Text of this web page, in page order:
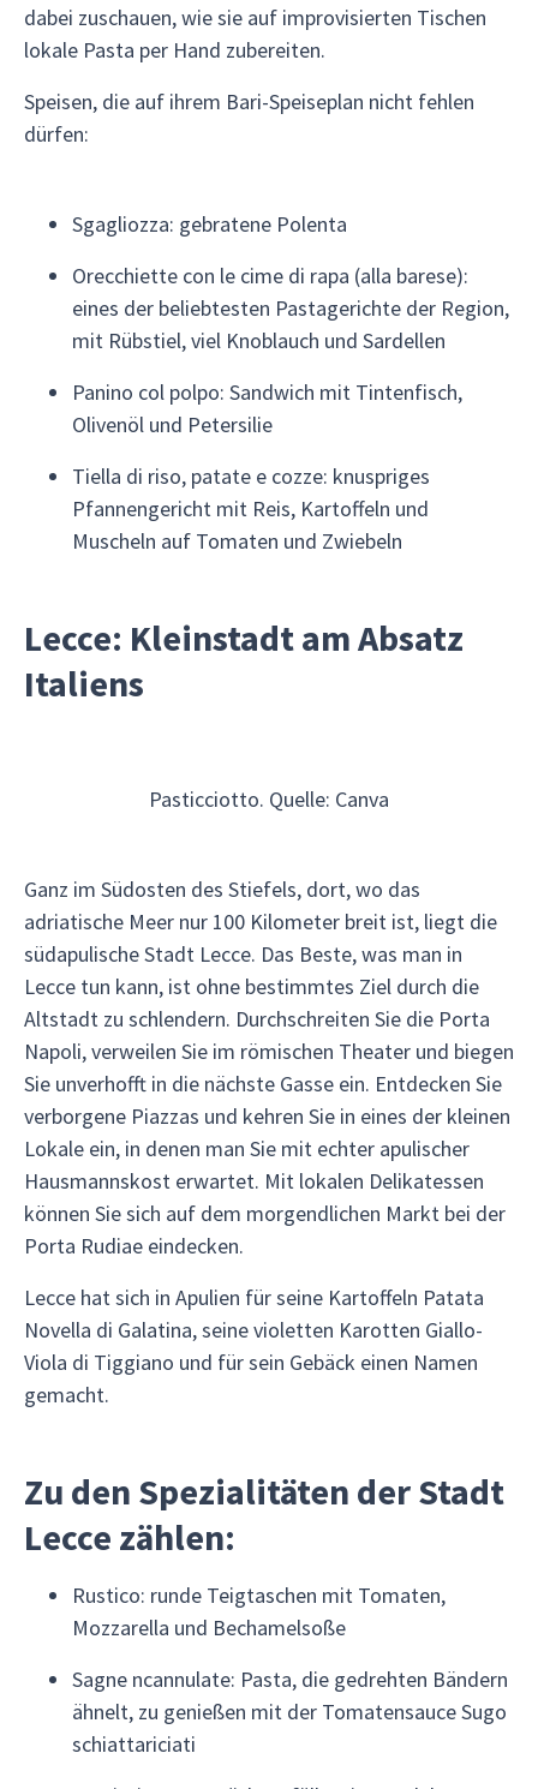
dabei zuschauen, wie sie auf improvisierten Tischen
lokale Pasta per Hand zubereiten.
Speisen, die auf ihrem Bari-Speiseplan nicht fehlen
dürfen:
Sgagliozza: gebratene Polenta
Orecchiette con le cime di rapa (alla barese):
eines der beliebtesten Pastagerichte der Region,
mit Rübstiel, viel Knoblauch und Sardellen
Panino col polpo: Sandwich mit Tintenfisch,
Olivenöl und Petersilie
Tiella di riso, patate e cozze: knuspriges
Pfannengericht mit Reis, Kartoffeln und
Muscheln auf Tomaten und Zwiebeln
Lecce: Kleinstadt am Absatz
Italiens
Pasticciotto. Quelle: Canva
Ganz im Südosten des Stiefels, dort, wo das
adriatische Meer nur 100 Kilometer breit ist, liegt die
südapulische Stadt Lecce. Das Beste, was man in
Lecce tun kann, ist ohne bestimmtes Ziel durch die
Altstadt zu schlendern. Durchschreiten Sie die Porta
Napoli, verweilen Sie im römischen Theater und biegen
Sie unverhofft in die nächste Gasse ein. Entdecken Sie
verborgene Piazzas und kehren Sie in eines der kleinen
Lokale ein, in denen man Sie mit echter apulischer
Hausmannskost erwartet. Mit lokalen Delikatessen
können Sie sich auf dem morgendlichen Markt bei der
Porta Rudiae eindecken.
Lecce hat sich in Apulien für seine Kartoffeln Patata
Novella di Galatina, seine violetten Karotten Giallo-
Viola di Tiggiano und für sein Gebäck einen Namen
gemacht.
Zu den Spezialitäten der Stadt
Lecce zählen:
Rustico: runde Teigtaschen mit Tomaten,
Mozzarella und Bechamelsoße
Sagne ncannulate: Pasta, die gedrehten Bändern
ähnelt, zu genießen mit der Tomatensauce Sugo
schiattariciati